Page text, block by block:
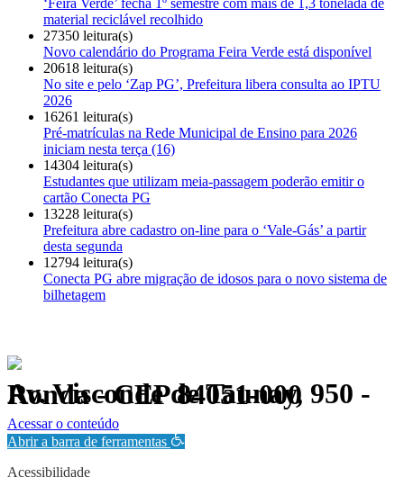
‘Feira Verde’ fecha 1º semestre com mais de 1,3 tonelada de
material reciclável recolhido
27350 leitura(s)
Novo calendário do Programa Feira Verde está disponível
20618 leitura(s)
No site e pelo ‘Zap PG’, Prefeitura libera consulta ao IPTU
2026
16261 leitura(s)
Pré-matrículas na Rede Municipal de Ensino para 2026
iniciam nesta terça (16)
14304 leitura(s)
Estudantes que utilizam meia-passagem poderão emitir o
cartão Conecta PG
13228 leitura(s)
Prefeitura abre cadastro on-line para o ‘Vale-Gás’ a partir
desta segunda
12794 leitura(s)
Conecta PG abre migração de idosos para o novo sistema de
bilhetagem
Av. Visconde de Taunay, 950 - Ronda - CEP 84051-000
Política de Privacidade.
Acessar o conteúdo
Abrir a barra de ferramentas
Acessibilidade